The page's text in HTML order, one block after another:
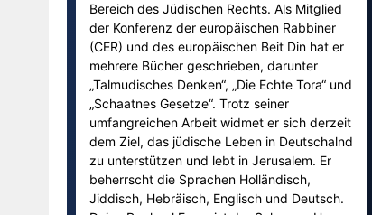
Bereich des Jüdischen Rechts. Als Mitglied
der Konferenz der europäischen Rabbiner
(CER) und des europäischen Beit Din hat er
mehrere Bücher geschrieben, darunter
„Talmudisches Denken“, „Die Echte Tora“ und
„Schaatnes Gesetze“. Trotz seiner
umfangreichen Arbeit widmet er sich derzeit
dem Ziel, das jüdische Leben in Deutschalnd
zu unterstützen und lebt in Jerusalem. Er
beherrscht die Sprachen Holländisch,
Jiddisch, Hebräisch, Englisch und Deutsch.